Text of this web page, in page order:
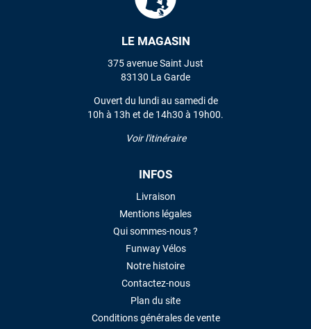
LE MAGASIN
375 avenue Saint Just
83130 La Garde
Ouvert du lundi au samedi de
10h à 13h et de 14h30 à 19h00.
Voir l'itinéraire
INFOS
Livraison
Mentions légales
Qui sommes-nous ?
Funway Vélos
Notre histoire
Contactez-nous
Plan du site
Conditions générales de vente
VOIR TOUS LES AVIS
LAISSER UN AVIS